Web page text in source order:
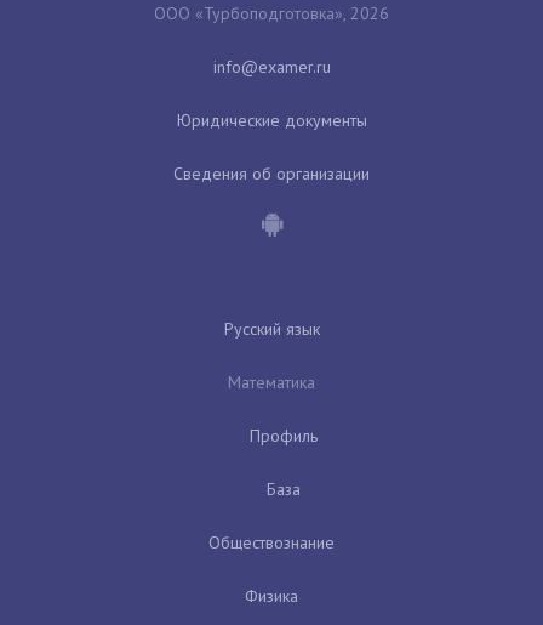
ООО «Турбоподготовка», 2026
Юридические документы
Сведения об организации
Русский язык
Математика
Профиль
База
Обществознание
Физика